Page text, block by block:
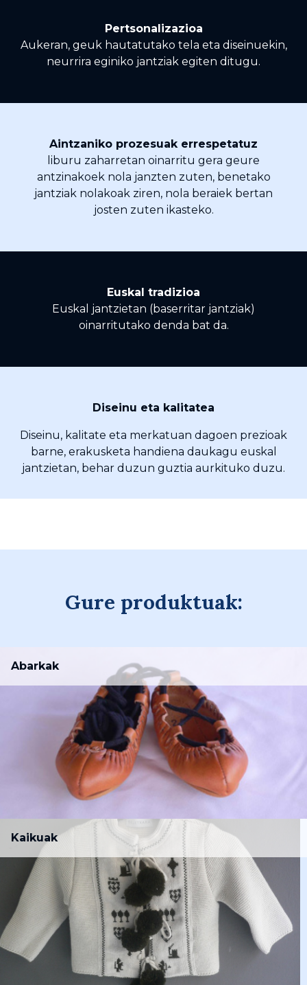
Pertsonalizazioa
Aukeran, geuk hautatutako tela eta diseinuekin,
neurrira eginiko jantziak egiten ditugu.
Aintzaniko prozesuak errespetatuz
liburu zaharretan oinarritu gera geure
antzinakoek nola janzten zuten, benetako
jantziak nolakoak ziren, nola beraiek bertan
josten zuten ikasteko.
Euskal tradizioa
Euskal jantzietan (baserritar jantziak)
oinarritutako denda bat da.
Diseinu eta kalitatea
Diseinu, kalitate eta merkatuan dagoen prezioak
barne, erakusketa handiena daukagu euskal
jantzietan, behar duzun guztia aurkituko duzu.
Gure produktuak:
Abarkak
Kaikuak